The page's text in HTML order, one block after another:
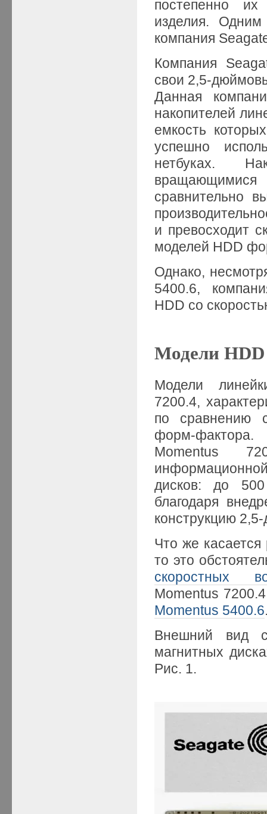
постепенно
изделия. Одним
компания
Компания
свои 2,5-
Данная
накопителей
емкость
успешно
нетбуках.
сравнительно
и превосходит
моделей HDD
Однако,
5400.6,
HDD со
Модели HDD
Модели
7200.4,
по сравнению
форм-
Momentus
дисков: до
благодаря
конструкцию
Что же
то это
скоростных
Momentus
Momentus 5400.6
Внешний вид
магнитных
Рис. 1.